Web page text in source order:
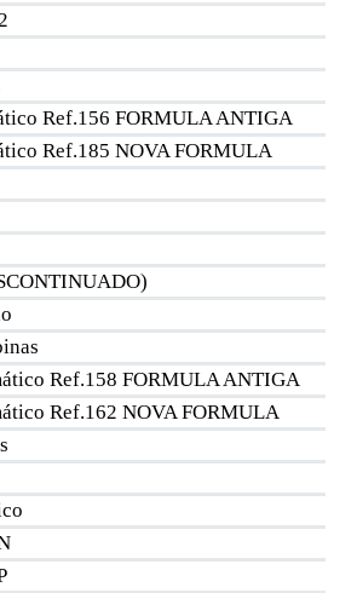
Ref.156 FORMULA ANTIGA
Ref.185 NOVA FORMULA
Ref.158 FORMULA ANTIGA
Ref.162 NOVA FORMULA